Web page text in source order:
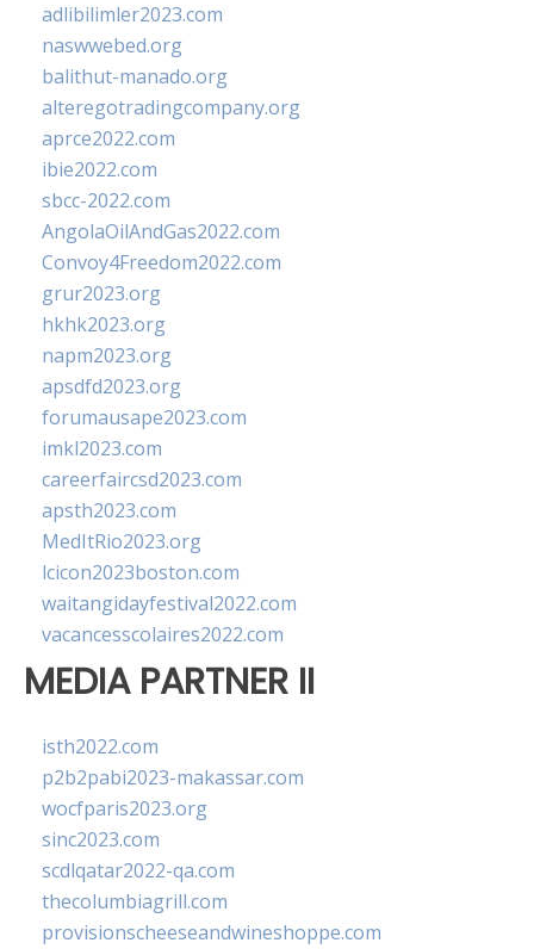
adlibilimler2023.com
naswwebed.org
balithut-manado.org
alteregotradingcompany.org
aprce2022.com
ibie2022.com
sbcc-2022.com
AngolaOilAndGas2022.com
Convoy4Freedom2022.com
grur2023.org
hkhk2023.org
napm2023.org
apsdfd2023.org
forumausape2023.com
imkl2023.com
careerfaircsd2023.com
apsth2023.com
MedItRio2023.org
lcicon2023boston.com
waitangidayfestival2022.com
vacancesscolaires2022.com
MEDIA PARTNER II
isth2022.com
p2b2pabi2023-makassar.com
wocfparis2023.org
sinc2023.com
scdlqatar2022-qa.com
thecolumbiagrill.com
provisionscheeseandwineshoppe.com